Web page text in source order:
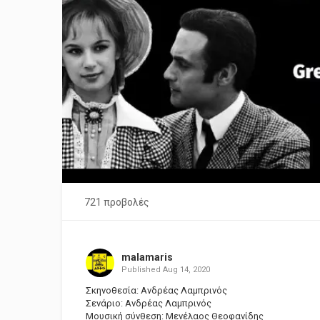
721 προβολές
malamaris
Published Aug 14, 2020
Σκηνοθεσία: Ανδρέας Λαμπρινός
Σενάριο: Ανδρέας Λαμπρινός
Μουσική σύνθεση: Μενέλαος Θεοφανίδης